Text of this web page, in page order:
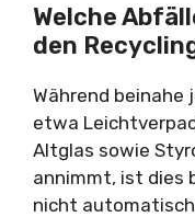
Welche
den
Während beinahe
etwa
Altglas sowie
annimmt, ist dies
nicht automatisch